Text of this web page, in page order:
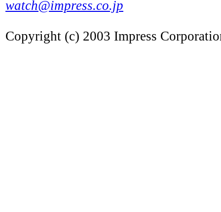
watch@impress.co.jp
Copyright (c) 2003 Impress